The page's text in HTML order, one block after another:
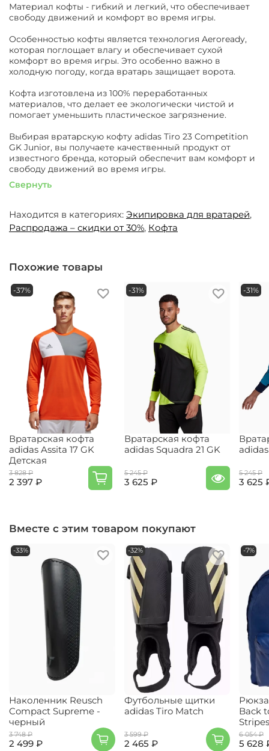
Материал кофты - гибкий и легкий, что обеспечивает
свободу движений и комфорт во время игры.
Особенностью кофты является технология Aeroready,
которая поглощает влагу и обеспечивает сухой
комфорт во время игры. Это особенно важно в
холодную погоду, когда вратарь защищает ворота.
Кофта изготовлена из 100% переработанных
материалов, что делает ее экологически чистой и
помогает уменьшить пластическое загрязнение.
Выбирая вратарскую кофту adidas Tiro 23 Competition
GK Junior, вы получаете качественный продукт от
известного бренда, который обеспечит вам комфорт и
свободу движений во время игры.
Свернуть
Находится в категориях: Экипировка для вратарей,
Распродажа – скидки от 30%, Кофта
Похожие товары
-37%
Вратарская кофта
adidas Assita 17 GK
Детская
3 828 ₽
2 397 ₽
-31%
Вратарская кофта
adidas Squadra 21 GK
5 245 ₽
3 625 ₽
-31%
5 245 ₽
3 625
Вместе с этим товаром покупают
-33%
Наколенник Reusch
Compact Supreme -
черный
3 748 ₽
2 499 ₽
-32%
Футбольные щитки
adidas Tiro Match
3 599 ₽
2 465 ₽
-7%
Back
6 054 ₽
5 628